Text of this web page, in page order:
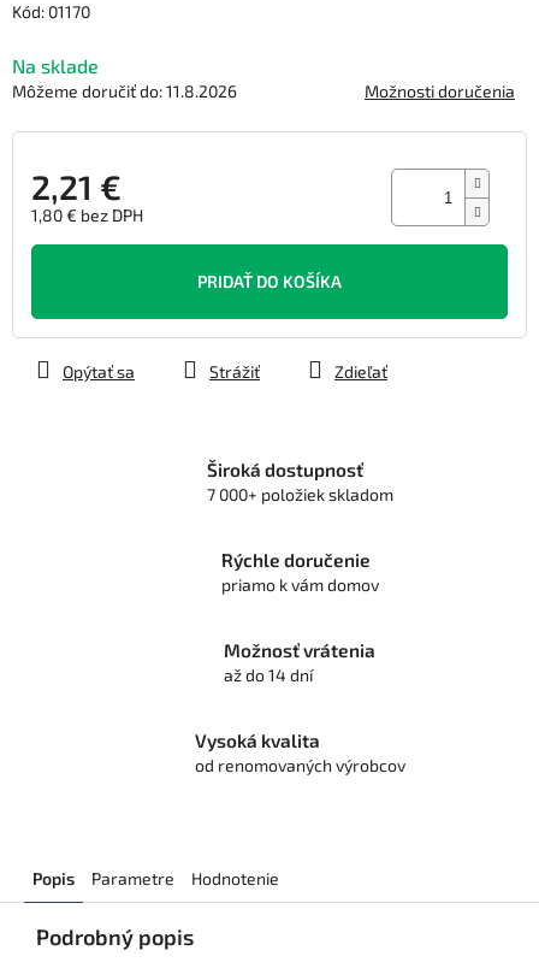
Kód: 01170
Na sklade
Môžeme doručiť do:11.8.2026 Možnosti doručenia
2,21 €
1,80 € bez DPH
Jednotková
PRIDAŤ DO KOŠÍKA
Opýtať sa Strážiť Zdieľať
0,0
5
hviezdičiek.
Široká dostupnosť
7 000+ položiek skladom
Rýchle doručenie
priamo k vám domov
Možnosť vrátenia
až do 14 dní
Vysoká kvalita
od renomovaných výrobcov
Popis Parametre Hodnotenie
Podrobný popis